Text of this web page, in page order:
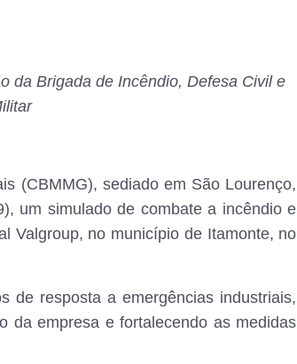
da Brigada de Incêndio, Defesa Civil e
(CBMMG), sediado em São Lourenço,
um simulado de combate a incêndio e
Valgroup, no município de Itamonte, no
de resposta a emergências industriais,
da empresa e fortalecendo as medidas